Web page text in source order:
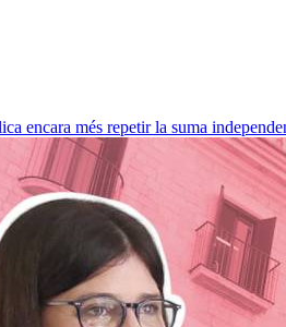
encara més repetir la suma